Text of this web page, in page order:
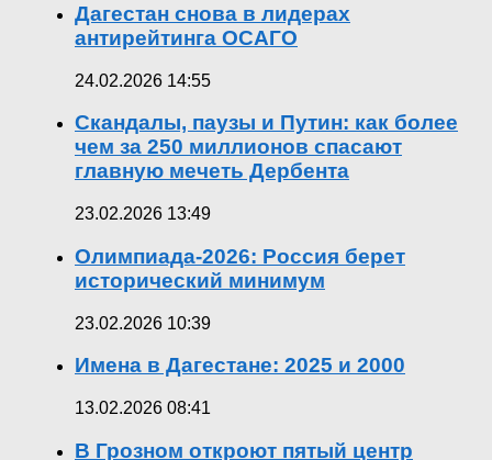
Дагестан снова в лидерах
антирейтинга ОСАГО
24.02.2026 14:55
Скандалы, паузы и Путин: как более
чем за 250 миллионов спасают
главную мечеть Дербента
23.02.2026 13:49
Олимпиада-2026: Россия берет
исторический минимум
23.02.2026 10:39
Имена в Дагестане: 2025 и 2000
13.02.2026 08:41
В Грозном откроют пятый центр